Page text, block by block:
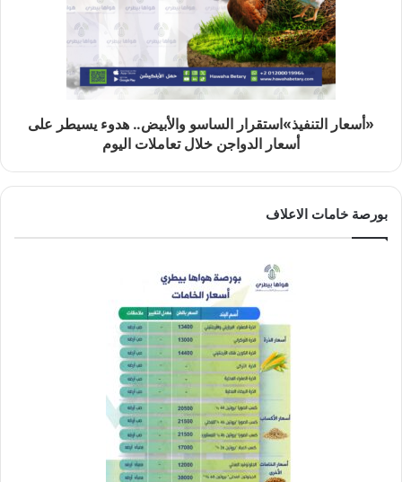
«أسعار التنفيذ»استقرار الساسو والأبيض.. هدوء يسيطر على
أسعار الدواجن خلال تعاملات اليوم
بورصة خامات الاعلاف